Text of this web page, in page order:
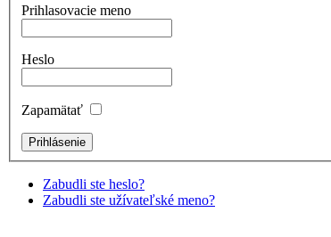
Prihlasovacie meno
Heslo
Zapamätať
Zabudli ste heslo?
Zabudli ste užívateľské meno?